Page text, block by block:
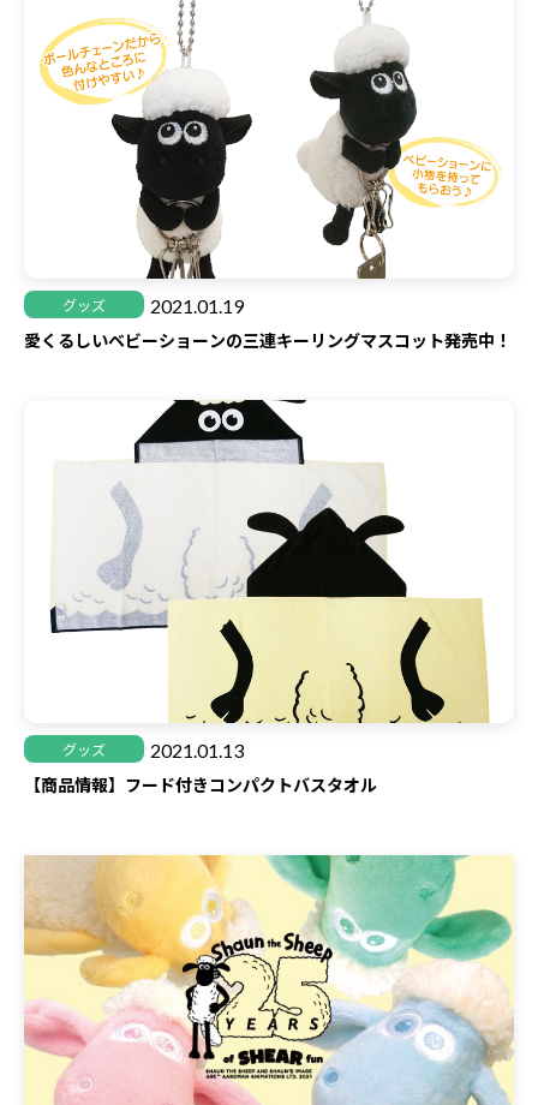
グッズ 2021.01.19
愛くるしいベビーショーンの三連キーリングマスコット発売中！
グッズ 2021.01.13
【商品情報】フード付きコンパクトバスタオル